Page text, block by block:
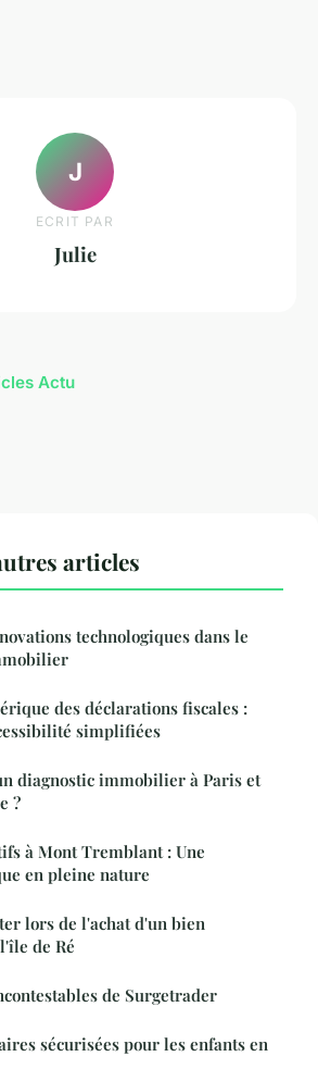
J
ECRIT PAR
Julie
Actu
articles
technologiques dans le
des déclarations fiscales :
simplifiées
diagnostic immobilier à Paris et
?
à Mont Tremblant : Une
en pleine nature
lors de l'achat d'un bien
de Ré
de Surgetrader
sécurisées pour les enfants en